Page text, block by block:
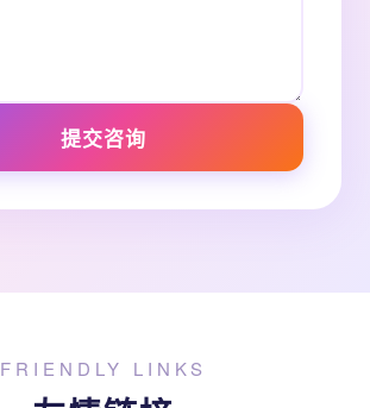
提交咨询
FRIENDLY LINKS